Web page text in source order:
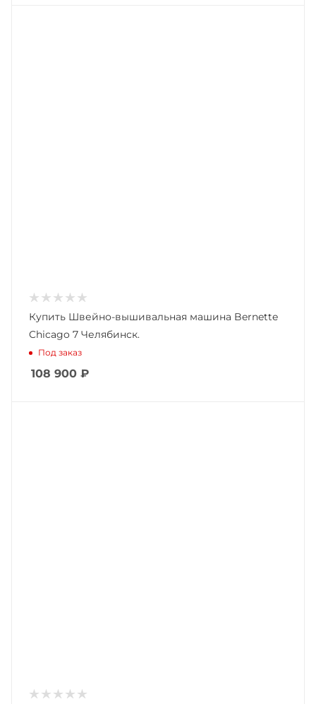
Купить Швейно-вышивальная машина Bernette
Chicago 7 Челябинск.
Под заказ
108 900 ₽